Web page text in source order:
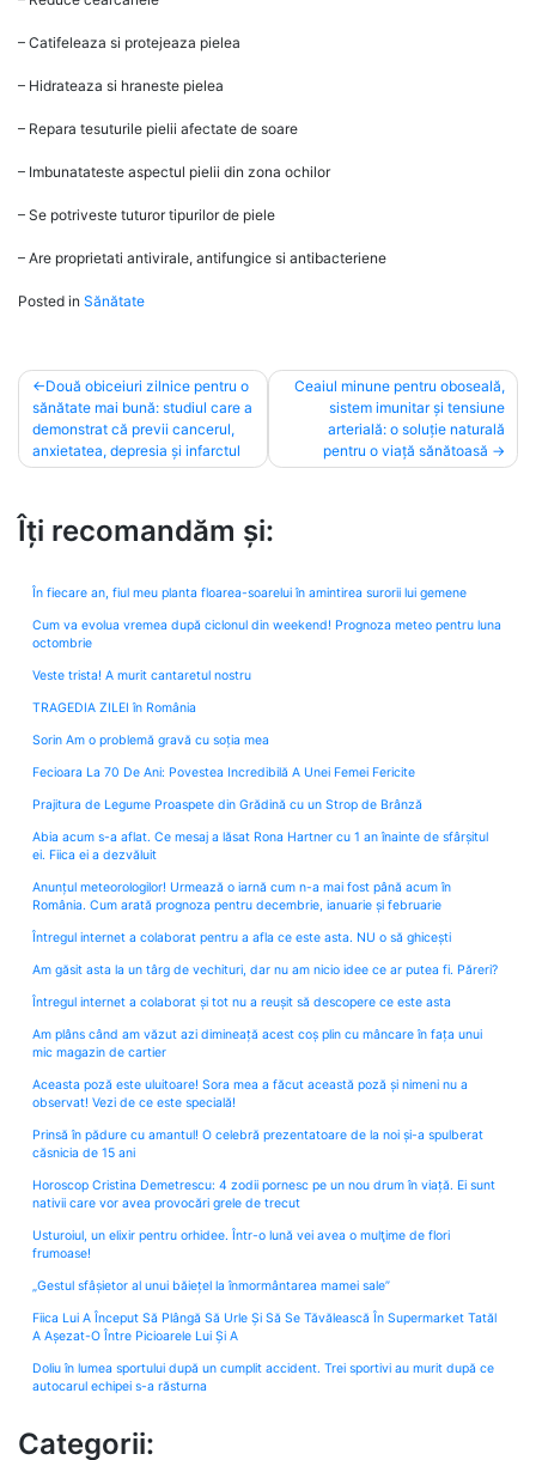
– Catifeleaza si protejeaza pielea
– Hidrateaza si hraneste pielea
– Repara tesuturile pielii afectate de soare
– Imbunatateste aspectul pielii din zona ochilor
– Se potriveste tuturor tipurilor de piele
– Are proprietati antivirale, antifungice si antibacteriene
Posted in Sănătate
Post
navigation
Două obiceiuri zilnice pentru o
sănătate mai bună: studiul care a
demonstrat că previi cancerul,
anxietatea, depresia și infarctul
Ceaiul minune pentru oboseală,
sistem imunitar și tensiune
arterială: o soluție naturală
pentru o viață sănătoasă
Îți recomandăm și:
În fiecare an, fiul meu planta floarea-soarelui în amintirea surorii lui gemene
Cum va evolua vremea după ciclonul din weekend! Prognoza meteo pentru luna
octombrie
Veste trista! A murit cantaretul nostru
TRAGEDIA ZILEI în România
Sorin Am o problemă gravă cu soția mea
Fecioara La 70 De Ani: Povestea Incredibilă A Unei Femei Fericite
Prajitura de Legume Proaspete din Grădină cu un Strop de Brânză
Abia acum s-a aflat. Ce mesaj a lăsat Rona Hartner cu 1 an înainte de sfârșitul
ei. Fiica ei a dezvăluit
Anunțul meteorologilor! Urmează o iarnă cum n-a mai fost până acum în
România. Cum arată prognoza pentru decembrie, ianuarie și februarie
Întregul internet a colaborat pentru a afla ce este asta. NU o să ghicești
Am găsit asta la un târg de vechituri, dar nu am nicio idee ce ar putea fi. Păreri?
Întregul internet a colaborat și tot nu a reușit să descopere ce este asta
Am plâns când am văzut azi dimineață acest coș plin cu mâncare în fața unui
mic magazin de cartier
Aceasta poză este uluitoare! Sora mea a făcut această poză și nimeni nu a
observat! Vezi de ce este specială!
Prinsă în pădure cu amantul! O celebră prezentatoare de la noi și-a spulberat
căsnicia de 15 ani
Horoscop Cristina Demetrescu: 4 zodii pornesc pe un nou drum în viață. Ei sunt
nativii care vor avea provocări grele de trecut
Usturoiul, un elixir pentru orhidee. Într-o lună vei avea o mulţime de flori
frumoase!
„Gestul sfâșietor al unui băiețel la înmormântarea mamei sale”
Fiica Lui A Început Să Plângă Să Urle Și Să Se Tăvălească În Supermarket Tatăl
A Așezat-O Între Picioarele Lui Și A
Doliu în lumea sportului după un cumplit accident. Trei sportivi au murit după ce
autocarul echipei s-a răsturna
Categorii: